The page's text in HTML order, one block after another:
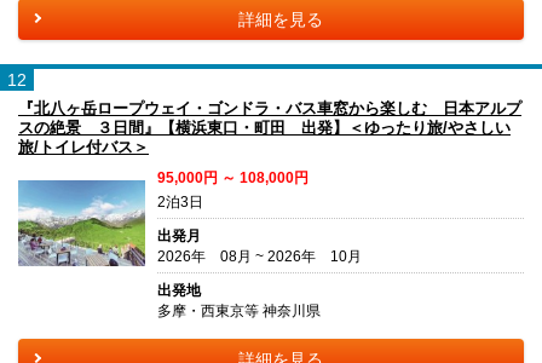
詳細を見る
12
『北八ヶ岳ロープウェイ・ゴンドラ・バス車窓から楽しむ 日本アルプ
スの絶景 ３日間』【横浜東口・町田 出発】＜ゆったり旅/やさしい
旅/トイレ付バス＞
95,000円 ～ 108,000円
2泊3日
出発月
2026年 08月 ~ 2026年 10月
出発地
多摩・西東京等 神奈川県